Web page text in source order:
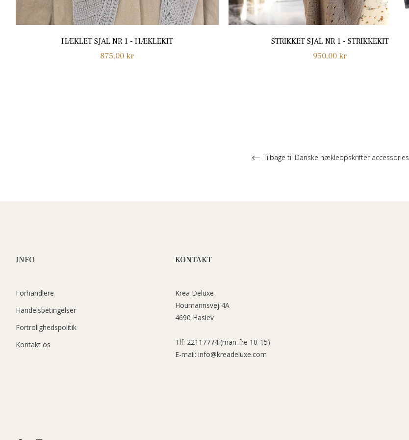
HÆKLET SJAL NR 1 - HÆKLEKIT
Normalpris
875,00 kr
STRIKKET SJAL NR 1 - STRIKKEKIT
Normalpris
950,00 kr
Tilbage til Danske hækleopskrifter accessories
INFO
Forhandlere
Handelsbetingelser
Fortrolighedspolitik
Kontakt os
KONTAKT
Krea Deluxe
Houmannsvej 4A
4690 Haslev
Tlf: 22117774 (man-fre 10-15)
E-mail: info@kreadeluxe.com